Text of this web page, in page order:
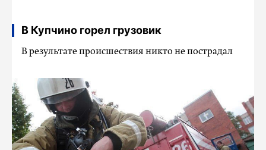
В Купчино горел грузовик
В результате происшествия никто не пострадал